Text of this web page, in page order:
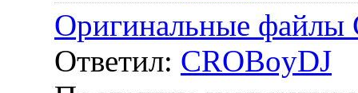
Оригинальные файлы
Ответил: CROBoyDJ